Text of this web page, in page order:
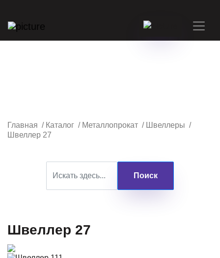
Главная / Каталог / Металлопрокат / Швеллеры /
Швеллер 27
Поиск
Швеллер 27